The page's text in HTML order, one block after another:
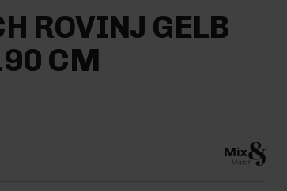
ROVINJ GELB
CM